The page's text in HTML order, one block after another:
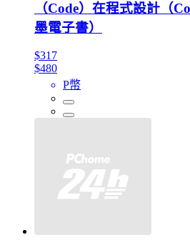
（Code）在程式設計（
墨電子書）
$317
$480
P幣